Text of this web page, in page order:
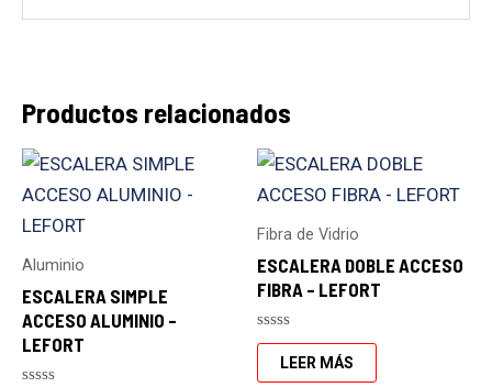
Productos relacionados
Aluminio
ESCALERA SIMPLE
ACCESO ALUMINIO –
LEFORT
Fibra de Vidrio
ESCALERA DOBLE ACCESO
FIBRA – LEFORT
Valorado
conLEER MÁS